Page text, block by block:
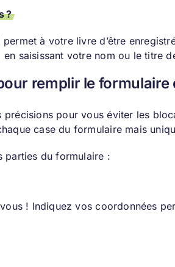
?
à votre livre d’être
saisissant votre nom ou le titre
remplir le formulaire
précisions pour vous éviter les
case du formulaire mais
parties du formulaire :
vous ! Indiquez vos coordonnées